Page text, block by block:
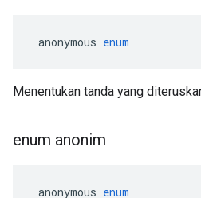
anonymous enum
Menentukan tanda yang
enum anonim
anonymous enum